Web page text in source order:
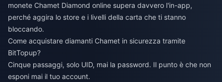
monete Chamet Diamond online supera davvero l'in-app,
perché aggira lo store e i livelli della carta che ti stanno
bloccando.
Come acquistare diamanti Chamet in sicurezza tramite
BitTopup?
Cinque passaggi, solo UID, mai la password. Il punto è che non
esponi mai il tuo account.